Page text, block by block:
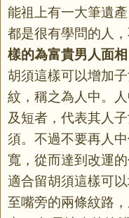
能祖上有一大筆遺
都是很有學問的人
樣的為富貴男人面相
胡須這樣可以增加
紋，稱之為人中。
及短者，代表其人
須。不過不要再人
寬，從而達到改運
適合留胡須這樣可
至嘴旁的兩條紋路